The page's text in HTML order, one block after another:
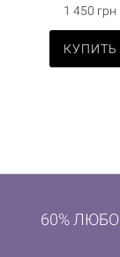
1 450 грн
КУПИТЬ
60%